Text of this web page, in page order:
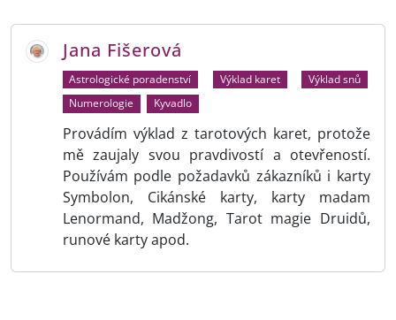
Jana Fišerová
Astrologické poradenství Výklad karet
Výklad snů
Numerologie
Kyvadlo
Provádím výklad z tarotových karet, protože
mě zaujaly svou pravdivostí a otevřeností.
Používám podle požadavků zákazníků i karty
Symbolon, Cikánské karty, karty madam
Lenormand, Madžong, Tarot magie Druidů,
runové karty apod.